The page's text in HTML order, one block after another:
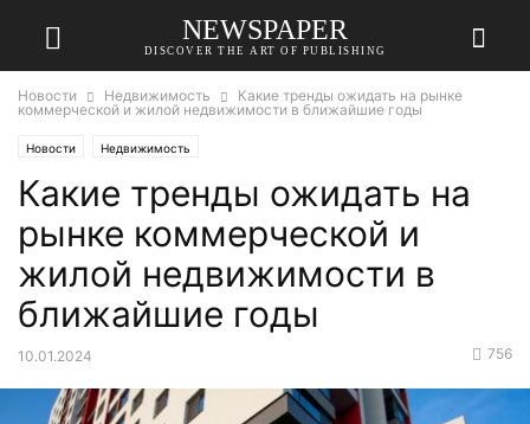
NEWSPAPER
DISCOVER THE ART OF PUBLISHING
Новости Недвижимость
Какие тренды ожидать на рынке
коммерческой и жилой недвижимости в ближайшие годы
Новости Недвижимость
Какие тренды ожидать на
рынке коммерческой и
жилой недвижимости в
ближайшие годы
10.01.2024 756